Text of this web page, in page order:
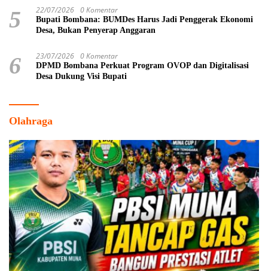
5 22/07/2026 0 Komentar
Bupati Bombana: BUMDes Harus Jadi Penggerak Ekonomi
Desa, Bukan Penyerap Anggaran
6 23/07/2026 0 Komentar
DPMD Bombana Perkuat Program OVOP dan Digitalisasi
Desa Dukung Visi Bupati
Olahraga